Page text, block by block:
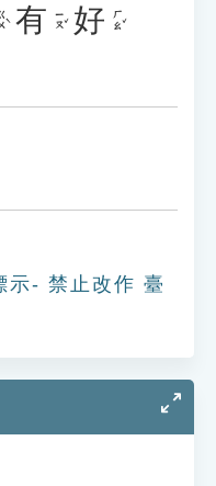
ˋ 有 ㄧㄡˇ 好 ㄏㄠˇ
示- 禁止改作 臺